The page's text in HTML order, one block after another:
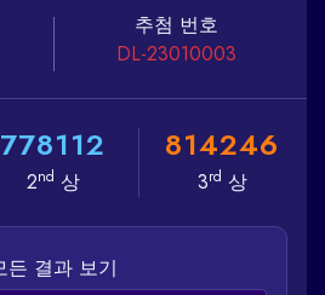
추첨 번호
DL-23010003
778112
2nd 상
814246
3rd 상
든 결과 보기